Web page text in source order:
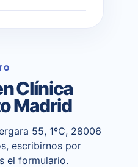
Clínica
Madrid
55, 1ºC, 28006
escribirnos por
el formulario.